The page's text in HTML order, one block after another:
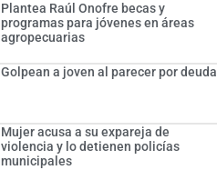
Plantea Raúl Onofre becas y
programas para jóvenes en áreas
agropecuarias
Golpean a joven al parecer por deuda
Mujer acusa a su expareja de
violencia y lo detienen policías
municipales